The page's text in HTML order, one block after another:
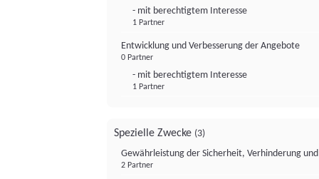
- mit berechtigtem Interesse
1 Partner
Entwicklung und Verbesserung der Angebote
0 Partner
- mit berechtigtem Interesse
1 Partner
Spezielle Zwecke (3)
Gewährleistung der Sicherheit, Verhinderung
2 Partner